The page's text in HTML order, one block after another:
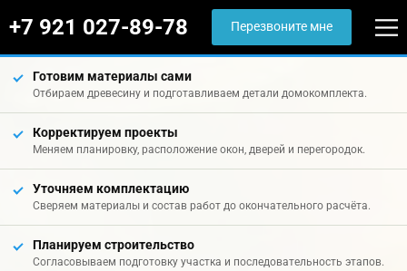
+7 921 027-89-78 Перезвоните мне
Готовим материалы сами
Отбираем древесину и подготавливаем детали домокомплекта.
Корректируем проекты
Меняем планировку, расположение окон, дверей и перегородок.
Уточняем комплектацию
Сверяем материалы и состав работ до окончательного расчёта.
Планируем строительство
Согласовываем подготовку участка и последовательность этапов.